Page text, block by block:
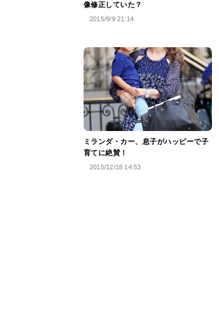
像修正していた？
2015/9/9 21:14
ミランダ・カー、息子がハッピーで子
育てに絶賛！
2015/12/18 14:53